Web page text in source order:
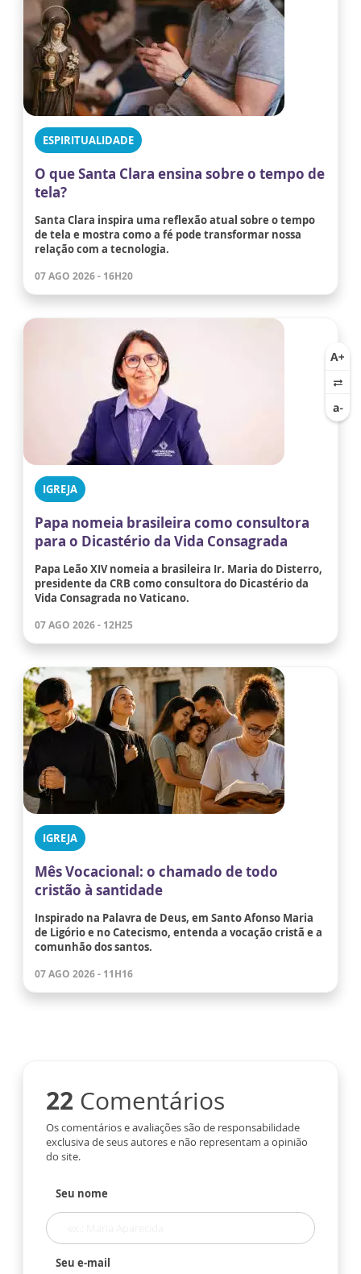
ESPIRITUALIDADE
O que Santa Clara ensina sobre o tempo de
tela?
Santa Clara inspira uma reflexão atual sobre o tempo
de tela e mostra como a fé pode transformar nossa
relação com a tecnologia.
07 AGO 2026 - 16H20
IGREJA
Papa nomeia brasileira como consultora
para o Dicastério da Vida Consagrada
Papa Leão XIV nomeia a brasileira Ir. Maria do Disterro,
presidente da CRB como consultora do Dicastério da
Vida Consagrada no Vaticano.
07 AGO 2026 - 12H25
IGREJA
Mês Vocacional: o chamado de todo
cristão à santidade
Inspirado na Palavra de Deus, em Santo Afonso Maria
de Ligório e no Catecismo, entenda a vocação cristã e a
comunhão dos santos.
07 AGO 2026 - 11H16
22 Comentários
Os comentários e avaliações são de responsabilidade
exclusiva de seus autores e não representam a opinião
do site.
Seu nome
Seu e-mail